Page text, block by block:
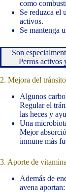
como
Se reduzca el
activos.
Se mantenga
Son
Perros activos
2. Mejora del
Algunos
Regular el
las heces y
Una
Mejor
inmune más
3. Aporte de
Además de
avena